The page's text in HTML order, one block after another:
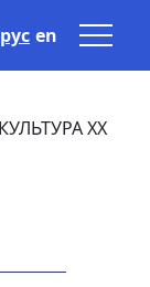
рус en
ХХ